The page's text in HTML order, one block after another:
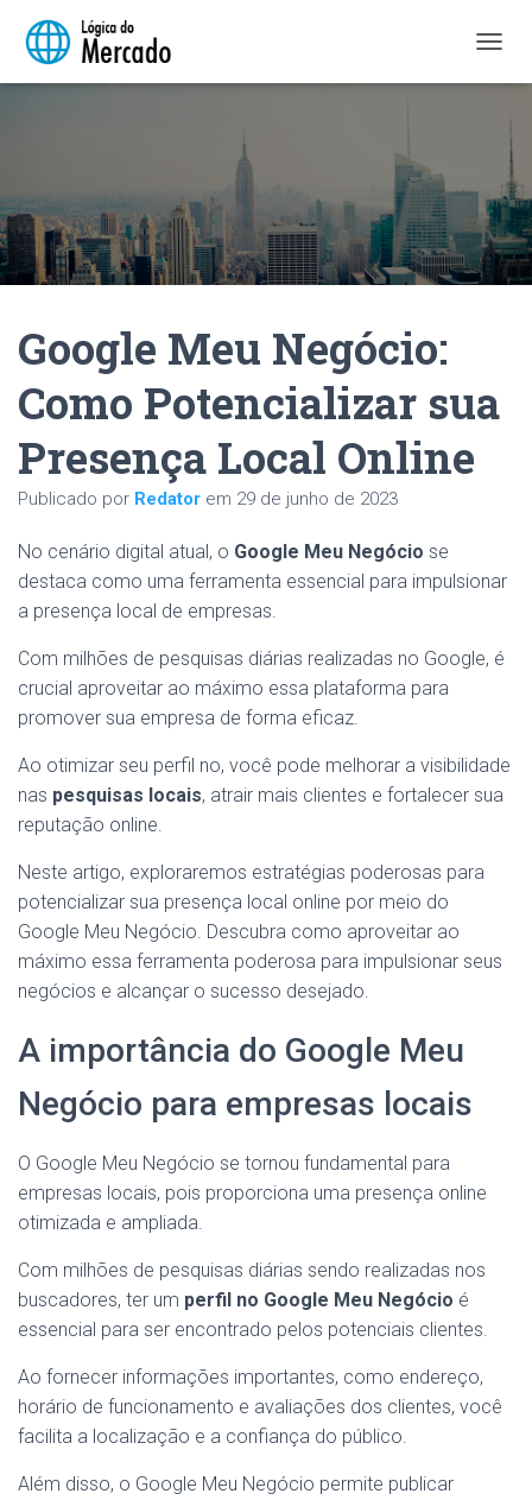
L
A
R
N
A
V
Ã
O
Google Meu Negócio:
Como Potencializar sua
Presença Local Online
Publicado por Redator em 29 de junho de 2023
No cenário digital atual, o Google Meu Negócio se
destaca como uma ferramenta essencial para impulsionar
a presença local de empresas.
Com milhões de pesquisas diárias realizadas no Google, é
crucial aproveitar ao máximo essa plataforma para
promover sua empresa de forma eficaz.
Ao otimizar seu perfil no, você pode melhorar a visibilidade
nas pesquisas locais, atrair mais clientes e fortalecer sua
reputação online.
Neste artigo, exploraremos estratégias poderosas para
potencializar sua presença local online por meio do
Google Meu Negócio. Descubra como aproveitar ao
máximo essa ferramenta poderosa para impulsionar seus
negócios e alcançar o sucesso desejado.
A importância do Google Meu
Negócio para empresas locais
O Google Meu Negócio se tornou fundamental para
empresas locais, pois proporciona uma presença online
otimizada e ampliada.
Com milhões de pesquisas diárias sendo realizadas nos
buscadores, ter um perfil no Google Meu Negócio é
essencial para ser encontrado pelos potenciais clientes.
Ao fornecer informações importantes, como endereço,
horário de funcionamento e avaliações dos clientes, você
facilita a localização e a confiança do público.
Além disso, o Google Meu Negócio permite publicar